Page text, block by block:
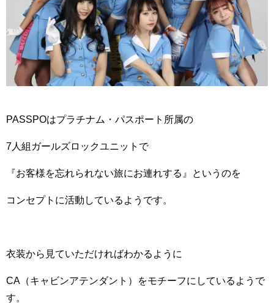
PASSPOはプラチナム・パスポート所属の
7人組ガールズロックユニットで
『お客様を忘れられない旅にお連れする』というのを
コンセプトに活動しているようです。
衣装から見ていただければわかるように
CA（キャビンアテンダント）をモチーフにしているようで
す。